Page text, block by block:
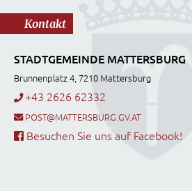
Kontakt
STADTGEMEINDE MATTERSBURG
Brunnenplatz 4, 7210 Mattersburg
+43 2626 62332
POST@MATTERSBURG.GV.AT
Besuchen Sie uns auf Facebook!